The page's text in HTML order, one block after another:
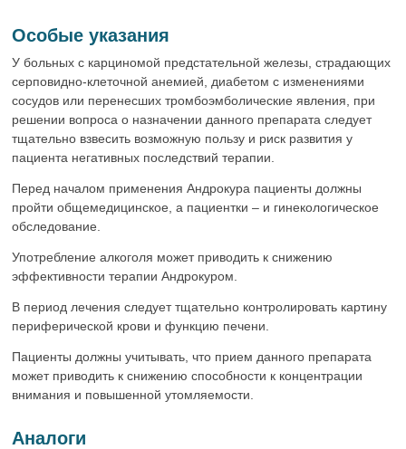
Особые указания
У больных с карциномой предстательной железы, страдающих
серповидно-клеточной анемией, диабетом с изменениями
сосудов или перенесших тромбоэмболические явления, при
решении вопроса о назначении данного препарата следует
тщательно взвесить возможную пользу и риск развития у
пациента негативных последствий терапии.
Перед началом применения Андрокура пациенты должны
пройти общемедицинское, а пациентки – и гинекологическое
обследование.
Употребление алкоголя может приводить к снижению
эффективности терапии Андрокуром.
В период лечения следует тщательно контролировать картину
периферической крови и функцию печени.
Пациенты должны учитывать, что прием данного препарата
может приводить к снижению способности к концентрации
внимания и повышенной утомляемости.
Аналоги